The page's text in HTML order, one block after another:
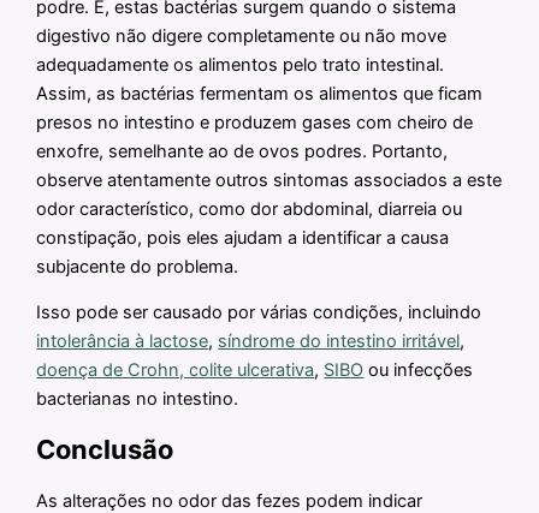
podre. E, estas bactérias surgem quando o sistema
digestivo não digere completamente ou não move
adequadamente os alimentos pelo trato intestinal.
Assim, as bactérias fermentam os alimentos que ficam
presos no intestino e produzem gases com cheiro de
enxofre, semelhante ao de ovos podres. Portanto,
observe atentamente outros sintomas associados a este
odor característico, como dor abdominal, diarreia ou
constipação, pois eles ajudam a identificar a causa
subjacente do problema.
Isso pode ser causado por várias condições, incluindo
intolerância à lactose, síndrome do intestino irritável,
doença de Crohn, colite ulcerativa, SIBO ou infecções
bacterianas no intestino.
Conclusão
As alterações no odor das fezes podem indicar